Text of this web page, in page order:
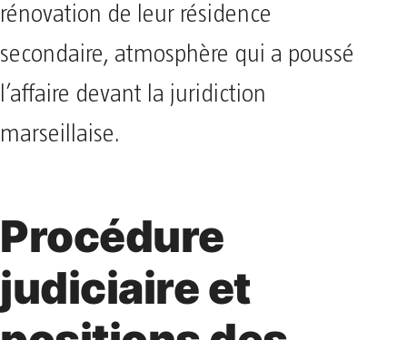
rénovation de leur résidence
secondaire, atmosphère qui a poussé
l’affaire devant la juridiction
marseillaise.
Procédure
judiciaire et